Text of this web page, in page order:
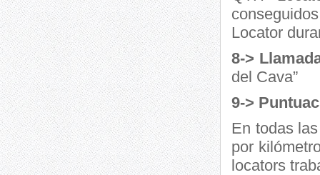
Locator
8->
del Cava”
9->
En todas
por
locators